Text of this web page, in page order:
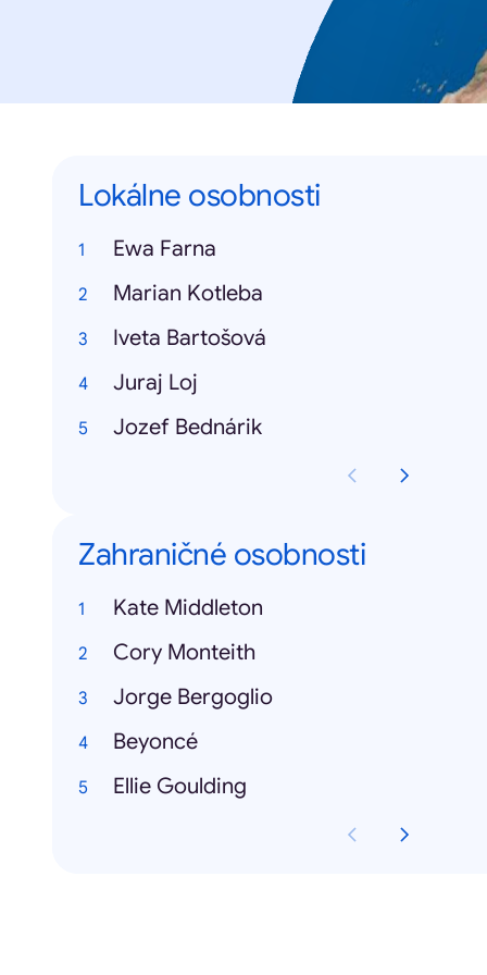
Lokálne osobnosti
Ewa Farna
Marian Kotleba
Iveta Bartošová
Juraj Loj
Jozef Bednárik
Zahraničné osobnosti
Kate Middleton
Cory Monteith
Jorge Bergoglio
Beyoncé
Ellie Goulding